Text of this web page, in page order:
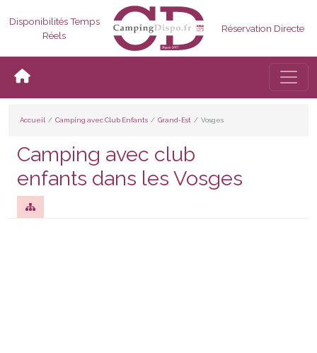
Disponibilités Temps
Réels
Réservation Directe
Accueil Camping avec Club Enfants Grand-Est Vosges
Camping avec club
enfants dans les Vosges